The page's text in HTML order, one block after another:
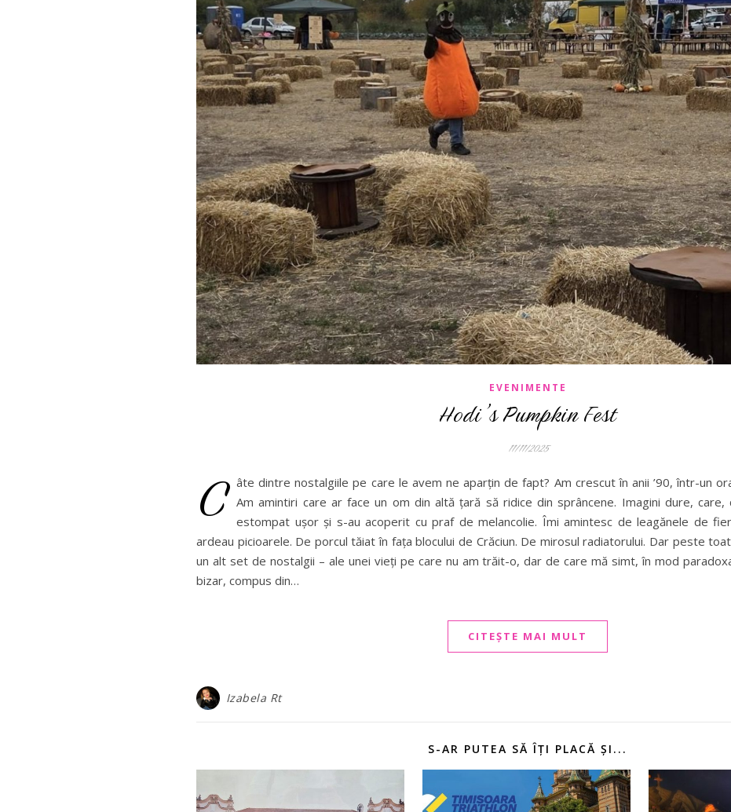
EVENIMENTE
Hodi’s Pumpkin Fest
11/11/2025
C âte dintre nostalgiile pe care le avem ne aparțin de fapt? Am crescut în anii ’90, într-un
Am amintiri care ar face un om din altă țară să ridice din sprâncene. Imagini dure, care,
estompat ușor și s-au acoperit cu praf de melancolie. Îmi amintesc de leagănele de
ardeau picioarele. De porcul tăiat în fața blocului de Crăciun. De mirosul radiatorului. Dar peste
un alt set de nostalgii – ale unei vieți pe care nu am trăit-o, dar de care mă simt, în mod
bizar, compus din…
CITEȘTE MAI MULT
Izabela Rt
S-AR PUTEA SĂ ÎȚI PLACĂ ȘI...